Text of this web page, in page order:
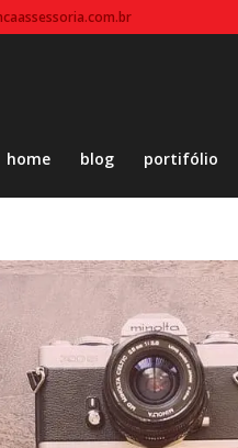
home blog portifólio